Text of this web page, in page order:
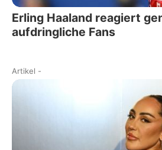
Erling Haaland reagiert
aufdringliche Fans
Artikel -